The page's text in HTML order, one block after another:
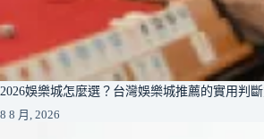
2026娛樂城怎麼選？台灣娛樂城推薦的實用判
8 8 月, 2026